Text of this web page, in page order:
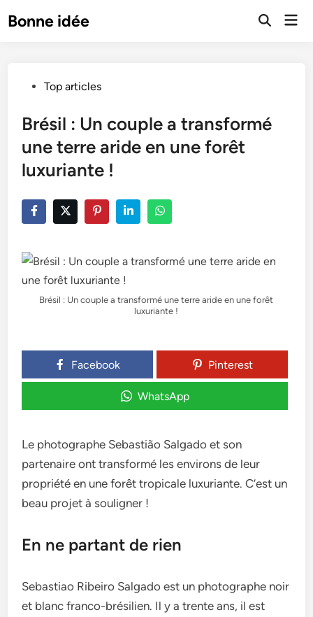
toBonne idée
Open
PostedTop articles
Brésil : Un couple a transformé
une terre aride en une forêt
luxuriante !
Brésil : Un couple a transformé une terre aride en une forêt
luxuriante !
Facebook Pinterest
WhatsApp
Le photographe Sebastião Salgado et son
partenaire ont transformé les environs de leur
propriété en une forêt tropicale luxuriante. C’est un
beau projet à souligner !
En ne partant de rien
Sebastiao Ribeiro Salgado est un photographe noir
et blanc franco-brésilien. Il y a trente ans, il est